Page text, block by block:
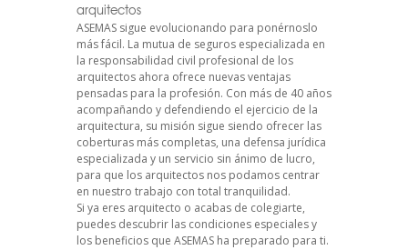
arquitectos
ASEMAS sigue evolucionando para ponérnoslo
más fácil. La mutua de seguros especializada en
la responsabilidad civil profesional de los
arquitectos ahora ofrece nuevas ventajas
pensadas para la profesión. Con más de 40 años
acompañando y defendiendo el ejercicio de la
arquitectura, su misión sigue siendo ofrecer las
coberturas más completas, una defensa jurídica
especializada y un servicio sin ánimo de lucro,
para que los arquitectos nos podamos centrar
en nuestro trabajo con total tranquilidad.
Si ya eres arquitecto o acabas de colegiarte,
puedes descubrir las condiciones especiales y
los beneficios que ASEMAS ha preparado para ti.